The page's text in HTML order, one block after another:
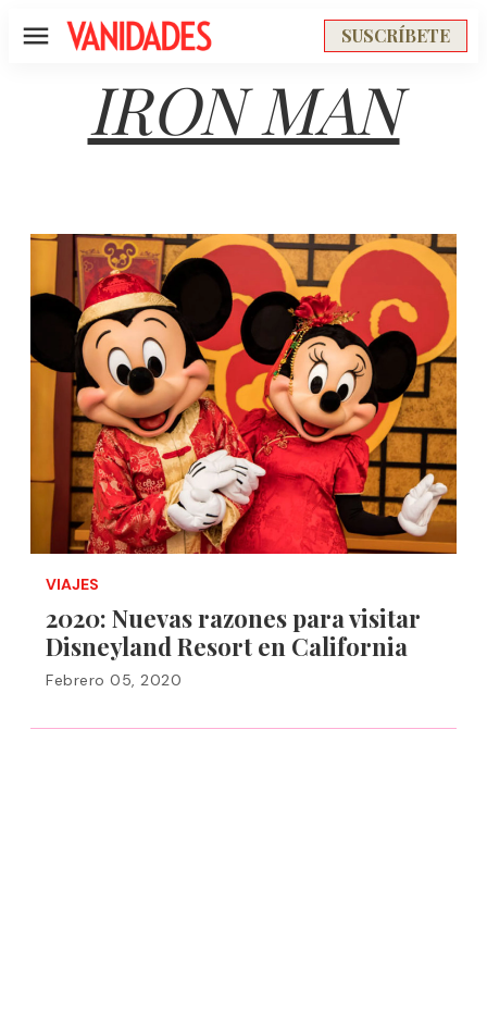
Menú SUSCRÍBETE
IRON MAN
VIAJES
2020: Nuevas razones para visitar
Disneyland Resort en California
Febrero 05, 2020